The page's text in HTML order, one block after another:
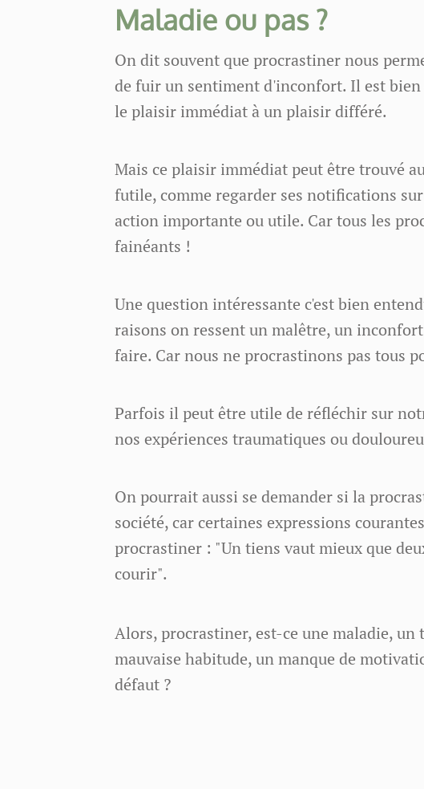
Maladie ou pas ?
On dit souvent que procrastiner nous
de fuir un sentiment d'inconfort. Il est
le plaisir immédiat à un plaisir différé.
Mais ce plaisir immédiat peut être trouvé
futile, comme regarder ses notifications
action importante ou utile. Car tous les
fainéants !
Une question intéressante c'est bien
raisons on ressent un malêtre, un
faire. Car nous ne procrastinons pas tous
Parfois il peut être utile de réfléchir sur
nos expériences traumatiques ou
On pourrait aussi se demander si la
société, car certaines expressions
procrastiner : "Un tiens vaut mieux que
courir".
Alors, procrastiner, est-ce une maladie,
mauvaise habitude, un manque de
défaut ?